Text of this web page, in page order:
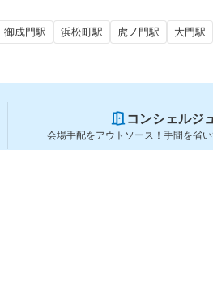
御成門駅 浜松町駅 虎ノ門駅 大門駅
コンシェルジ
会場手配をアウトソース！手間を省い